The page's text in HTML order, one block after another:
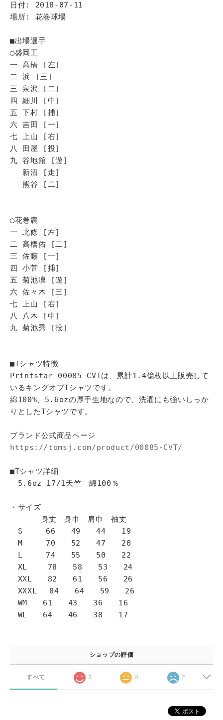
日付: 2018-07-11
場所: 花巻球場
■出場選手
◯盛岡工
一 高橋 [左]
二 浜 [三]
三 泉沢 [二]
四 細川 [中]
五 下村 [捕]
六 吉田 [一]
七 上山 [右]
八 田屋 [投]
九 谷地舘 [遊]
新沼 [走]
熊谷 [二]
◯花巻農
一 北條 [左]
二 高橋佑 [二]
三 佐藤 [一]
四 小菅 [捕]
五 菊池凜 [遊]
六 佐々木 [三]
七 上山 [右]
八 八木 [中]
九 菊池秀 [投]
■Tシャツ特徴
Printstar 00085-CVTは、累計1.4億枚以上販売して
いるキングオブTシャツです。
綿100%、5.6ozの厚手生地なので、洗濯にも強いしっか
りとしたTシャツです。
ブランド公式商品ページ
https://tomsj.com/product/00085-CVT/
■Tシャツ詳細
5.6oz 17/1天竺 綿100％
・サイズ
身丈 身巾 肩巾 袖丈
S 66 49 44 19
M 70 52 47 20
L 74 55 50 22
XL 78 58 53 24
XXL 82 61 56 26
XXXL 84 64 59 26
WM 61 43 36 16
WL 64 46 38 17
ショップの評価
すべて 8 0 2